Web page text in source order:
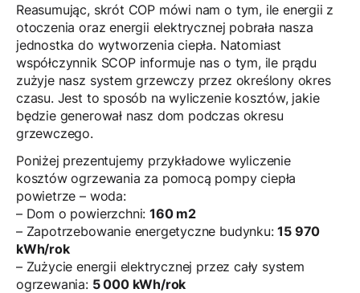
Reasumując, skrót COP mówi nam o tym, ile energii z
otoczenia oraz energii elektrycznej pobrała nasza
jednostka do wytworzenia ciepła. Natomiast
współczynnik SCOP informuje nas o tym, ile prądu
zużyje nasz system grzewczy przez określony okres
czasu. Jest to sposób na wyliczenie kosztów, jakie
będzie generował nasz dom podczas okresu
grzewczego.
Poniżej prezentujemy przykładowe wyliczenie
kosztów ogrzewania za pomocą pompy ciepła
powietrze – woda:
– Dom o powierzchni:160 m2
– Zapotrzebowanie energetyczne budynku:15 970
kWh/rok
– Zużycie energii elektrycznej przez cały system
ogrzewania: 5 000 kWh/rok